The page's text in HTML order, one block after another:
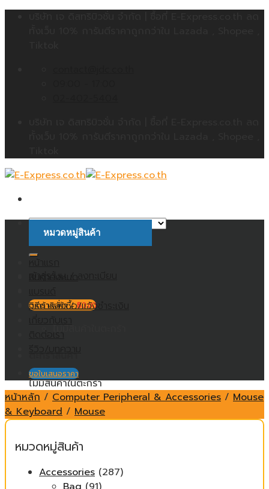
ค้นหา:
ตะกร้าสินค้า /฿0.00
ไม่มีสินค้าในตะกร้า
หมวดหมู่สินค้า
วิธีการสั่งซื้อ/แจ้งชำระเงิน
ติดต่อเรา
ขอใบเสนอราคา
หน้าหลัก / Computer Peripheral & Accessories / Mouse
& Keyboard / Mouse
หมวดหมู่สินค้า
Accessories (287)